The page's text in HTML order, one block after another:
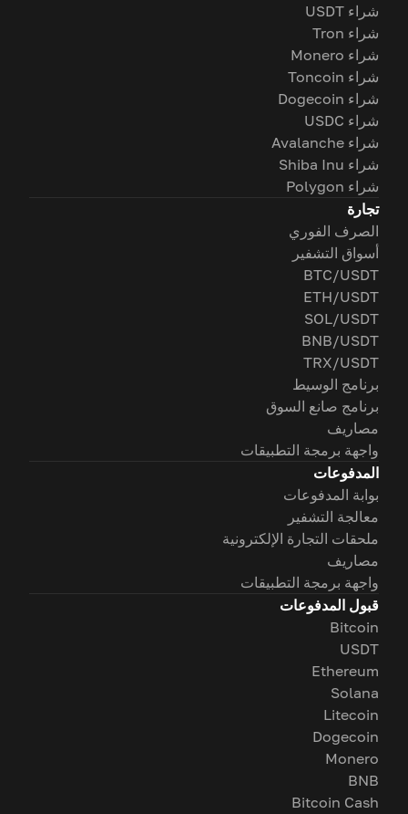
شراء USDT
شراء Tron
شراء Monero
شراء Toncoin
شراء Dogecoin
شراء USDC
شراء Avalanche
شراء Shiba Inu
شراء Polygon
تجارة
الصرف الفوري
أسواق التشفير
BTC/USDT
ETH/USDT
SOL/USDT
BNB/USDT
TRX/USDT
برنامج الوسيط
برنامج صانع السوق
مصاريف
واجهة برمجة التطبيقات
المدفوعات
بوابة المدفوعات
معالجة التشفير
ملحقات التجارة الإلكترونية
مصاريف
واجهة برمجة التطبيقات
قبول المدفوعات
Bitcoin
USDT
Ethereum
Solana
Litecoin
Dogecoin
Monero
BNB
Bitcoin Cash